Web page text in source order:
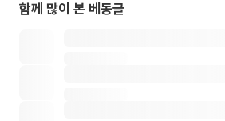
함께 많이 본 베동글